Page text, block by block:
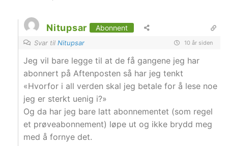
Nitupsar Abonnent
Svar tilNitupsar 10 år siden
Jeg vil bare legge til at de få gangene jeg har
abonnert på Aftenposten så har jeg tenkt
«Hvorfor i all verden skal jeg betale for å lese noe
jeg er sterkt uenig i?»
Og da har jeg bare latt abonnementet (som regel
et prøveabonnement) løpe ut og ikke brydd meg
med å fornye det.